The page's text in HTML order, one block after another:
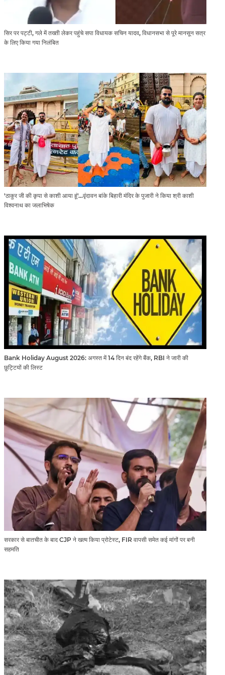
सिर पर पट्टी, गले में तख्ती लेकर पहुंचे सपा विधायक सचिन यादव, विधानसभा से पूरे मानसून सत्र
के लिए किया गया निलंबित
'ठाकुर जी की कृपा से काशी आया हूं'...वृंदावन बांके बिहारी मंदिर के पुजारी ने किया श्री काशी
विश्वनाथ का जलाभिषेक
Bank Holiday August 2026: अगस्त में 14 दिन बंद रहेंगे बैंक, RBI ने जारी की
छुट्टियों की लिस्ट​​​​​​​
सरकार से बातचीत के बाद CJP ने खत्म किया प्रोटेस्ट, FIR वापसी समेत कई मांगों पर बनी
सहमति